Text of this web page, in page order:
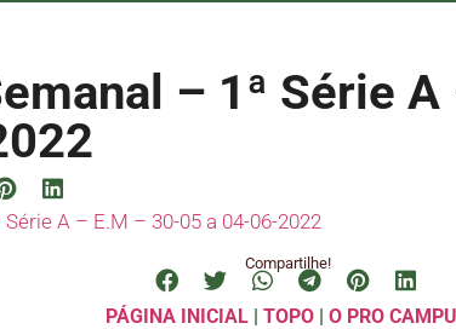
– 1ª Série
A – E.M – 30-05 a 04-06-2022
Compartilhe!
PÁGINA INICIAL | TOPO | O PRO